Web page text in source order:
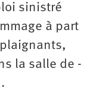
sinistré
à part
la salle de